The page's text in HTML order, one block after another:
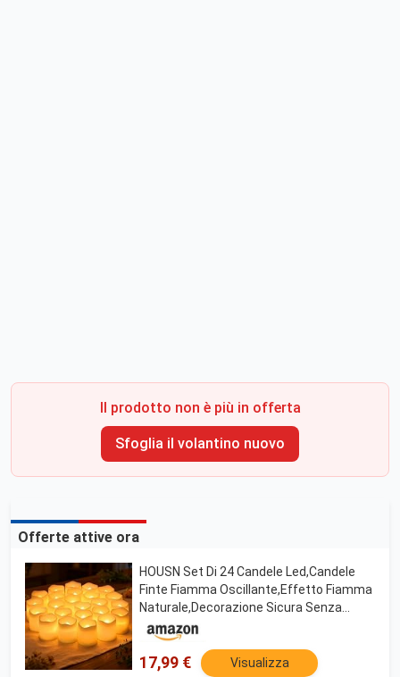
Il prodotto non è più in offerta
Sfoglia il volantino nuovo
Offerte attive ora
HOUSN Set Di 24 Candele Led,Candele
Finte Fiamma Oscillante,Effetto Fiamma
Naturale,Decorazione Sicura Senza
Fiamma,Candela Elettronica,Per
Matrimoni,Feste,Festival,Decorazioni
Natalizie,Ecc.
17,99 € Visualizza